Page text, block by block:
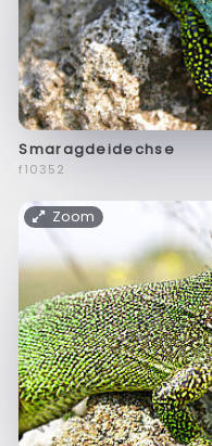
Smaragdeidechse
f10352
Zoom